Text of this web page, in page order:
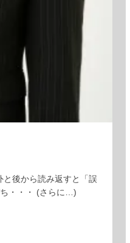
後から読み返すと「誤
・・・ (さらに…)